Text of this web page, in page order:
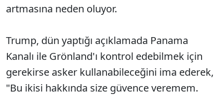
artmasına neden oluyor.
Trump, dün yaptığı açıklamada Panama
Kanalı ile Grönland'ı kontrol edebilmek için
gerekirse asker kullanabileceğini ima ederek,
"Bu ikisi hakkında size güvence veremem.